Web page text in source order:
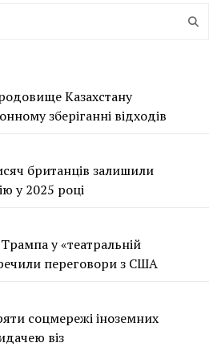
Казахстану
зберіганні відходів
британців залишили
у 2025 році
у «театральній
переговори з США
соцмережі іноземних
віз